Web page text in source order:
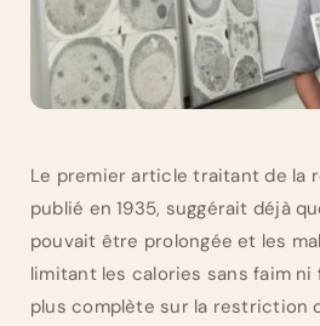
Le premier article traitant de la
publié en 1935, suggérait déjà
pouvait être prolongée et les
limitant les calories sans faim ni
plus complète sur la restriction